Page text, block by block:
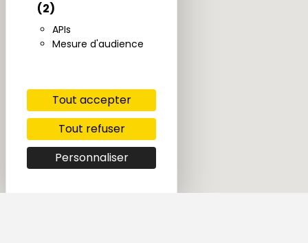
(2)
APIs
Mesure d'audience
Tout accepter
Tout refuser
Personnaliser